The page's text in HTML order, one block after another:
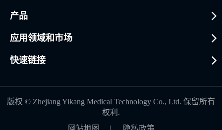
产品
应用领域和市场
快速链接
版权 © Zhejiang Yikang Medical Technology Co., Ltd. 保留所有
权利.
网站地图
| 隐私政策